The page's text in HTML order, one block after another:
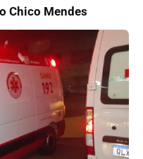
Chico Mendes